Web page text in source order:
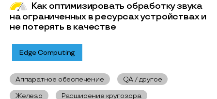
Как оптимизировать обработку звука
на ограниченных в ресурсах устройствах и
не потерять в качестве
Edge Computing
Аппаратное обеспечение
QA / другое
Железо
Расширение кругозора